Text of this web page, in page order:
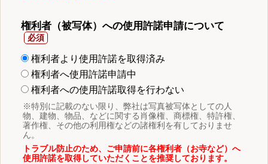
権利者（被写体）への使用許諾申請について
権利者より使用許諾を取得済み
権利者へ使用許諾申請中
権利者への使用許諾取得を行わない
※特別に記載のない限り、弊社は写真被写体としての人
物、建物、物品、などに関する肖像権、商標権、特許権、
著作権、その他の利用権などの諸権利を有しておりませ
ん。
トラブル防止のため、ご申請前に各権利者（お寺など）へ
使用許諾を取得していただくことを推奨しております。